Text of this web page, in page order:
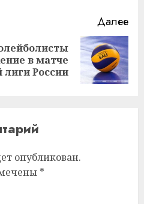
Далее
в матче
России
опубликован.
*